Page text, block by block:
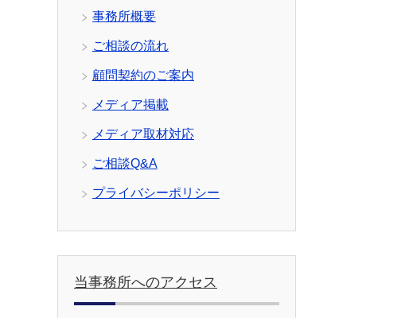
事務所概要
ご相談の流れ
顧問契約のご案内
メディア掲載
メディア取材対応
ご相談Q&A
プライバシーポリシー
当事務所へのアクセス